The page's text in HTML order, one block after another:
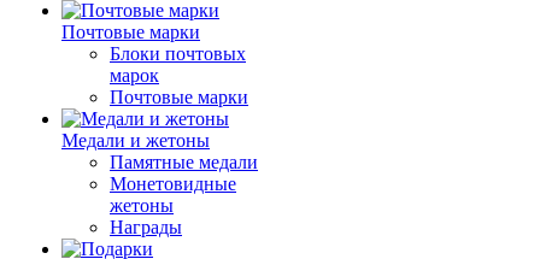
Почтовые марки
Блоки почтовых
марок
Почтовые марки
Медали и жетоны
Памятные медали
Монетовидные
жетоны
Награды